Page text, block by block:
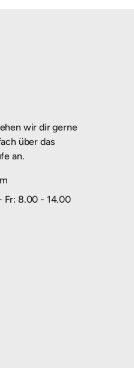
wir dir gerne
über das
an.
Fr: 8.00 - 14.00